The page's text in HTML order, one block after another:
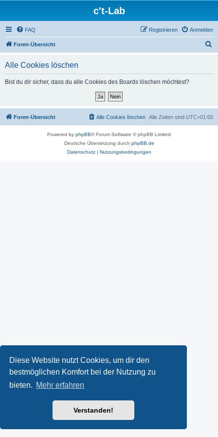
Diese Website nutzt Cookies, um dir den
bestmöglichen Komfort bei der Nutzung zu
bieten. Mehr erfahren
Verstanden!
c't-Lab
FAQ Anmelden
Registrieren
Foren-Übersicht
Alle Cookies löschen
Bist du dir sicher, dass du alle Cookies des Boards löschen möchtest?
Foren-Übersicht Alle Zeiten sind UTC+01:00
Alle Cookies löschen
Powered by phpBB® Forum Software © phpBB Limited
Deutsche Übersetzung durch phpBB.de
Datenschutz| Nutzungsbedingungen